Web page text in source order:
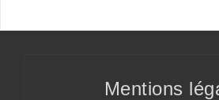
Mentions